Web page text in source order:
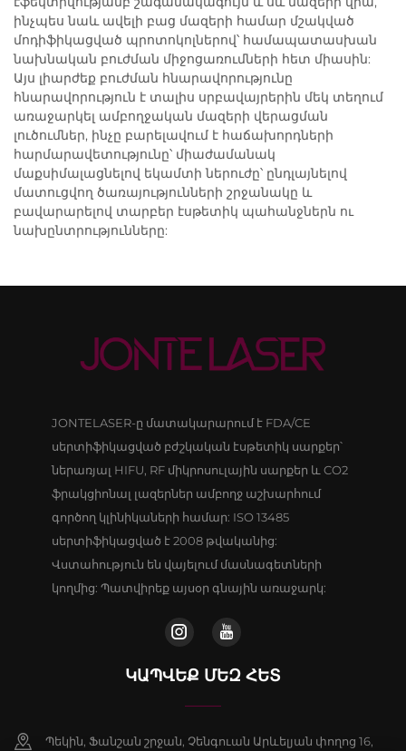
ինչպես նաև ավելի բաց մազերի համար մշակված
մոդիֆիկացված պրոտոկոլներով՝ համապատասխան
նախնական բուժման միջոցառումների հետ միասին:
Այս լիարժեք բուժման հնարավորությունը
հնարավորություն է տալիս սրբավայրերին մեկ տեղում
առաջարկել ամբողջական մազերի վերացման
լուծումներ, ինչը բարելավում է հաճախորդների
հարմարավետությունը՝ միաժամանակ
մաքսիմալացնելով եկամտի ներուժը՝ ընդլայնելով
մատուցվող ծառայությունների շրջանակը և
բավարարելով տարբեր էսթետիկ պահանջներն ու
նախընտրությունները:
JONTELASER-ը մատակարարում է FDA/CE
սերտիֆիկացված բժշկական էսթետիկ սարքեր՝
ներառյալ HIFU, RF միկրոսուլային սարքեր և CO2
ֆրակցիոնալ լազերներ ամբողջ աշխարհում
գործող կլինիկաների համար: ISO 13485
սերտիֆիկացված է 2008 թվականից:
Վստահություն են վայելում մասնագետների
կողմից: Պատվիրեք այսօր գնային առաջարկ:
ԿԱՊՎԵՔ ՄԵԶ ՀԵՏ
Պեկին, Ֆանշան շրջան, Չենգուան Արևելյան փողոց 16,